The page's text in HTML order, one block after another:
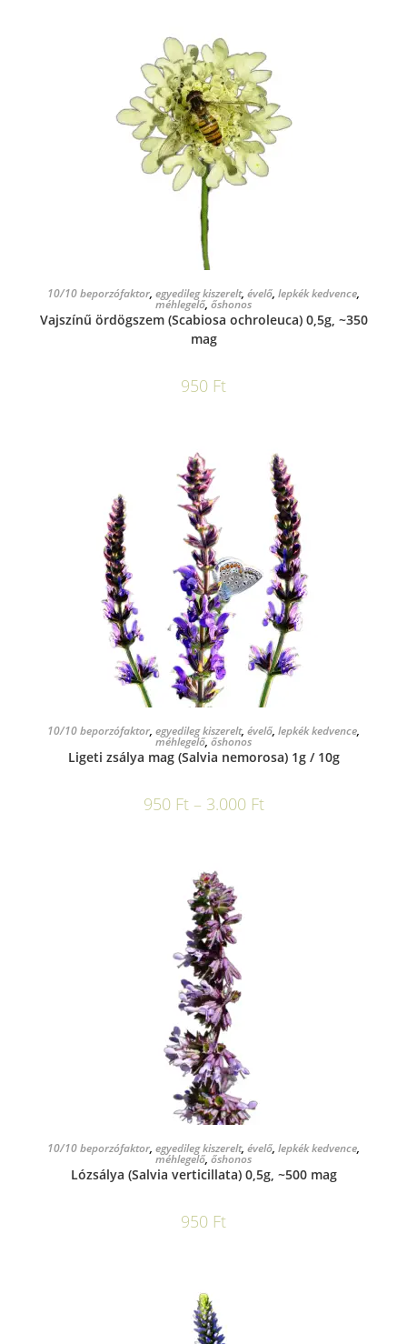
KOSÁRBA TESZEM
10/10 beporzófaktor, egyedileg kiszerelt, évelő, lepkék kedvence,
méhlegelő, őshonos
Vajszínű ördögszem (Scabiosa ochroleuca) 0,5g, ~350
mag
950 Ft
OPCIÓK VÁLASZTÁSA
10/10 beporzófaktor, egyedileg kiszerelt, évelő, lepkék kedvence,
méhlegelő, őshonos
Ligeti zsálya mag (Salvia nemorosa) 1g / 10g
950 Ft – 3.000 Ft
KOSÁRBA TESZEM
10/10 beporzófaktor, egyedileg kiszerelt, évelő, lepkék kedvence,
méhlegelő, őshonos
Lózsálya (Salvia verticillata) 0,5g, ~500 mag
950 Ft